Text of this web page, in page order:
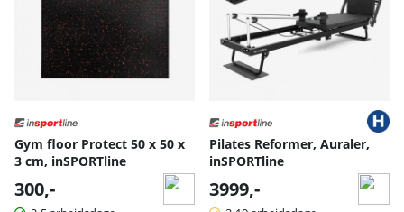
Gym floor Protect 50 x 50 x
3 cm, inSPORTline
300,-
Pilates Reformer, Auraler,
inSPORTline
3999,-